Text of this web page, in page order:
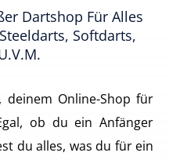
Dartshop Für Alles
Softdarts,
deinem Online-Shop für
ob du ein Anfänger
du alles, was du für ein